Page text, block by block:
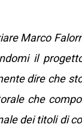
Marco
il
dire che
che
dei titoli di